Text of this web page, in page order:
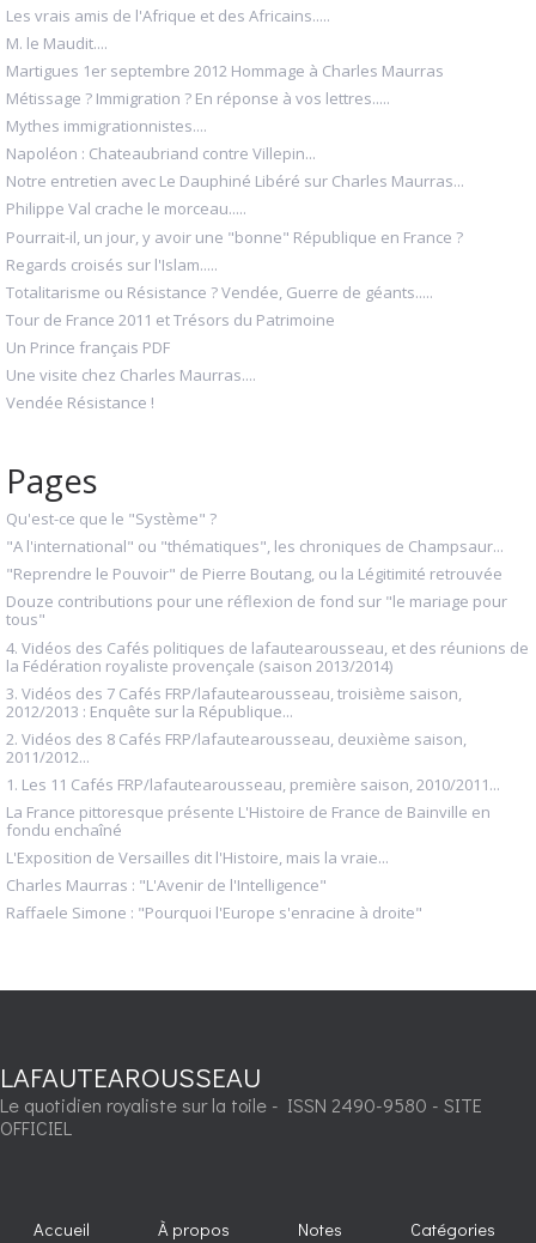
Les vrais amis de l'Afrique et des Africains.....
M. le Maudit....
Martigues 1er septembre 2012 Hommage à Charles Maurras
Métissage ? Immigration ? En réponse à vos lettres.....
Mythes immigrationnistes....
Napoléon : Chateaubriand contre Villepin...
Notre entretien avec Le Dauphiné Libéré sur Charles Maurras...
Philippe Val crache le morceau.....
Pourrait-il, un jour, y avoir une "bonne" République en France ?
Regards croisés sur l'Islam.....
Totalitarisme ou Résistance ? Vendée, Guerre de géants.....
Tour de France 2011 et Trésors du Patrimoine
Un Prince français PDF
Une visite chez Charles Maurras....
Vendée Résistance !
Pages
Qu'est-ce que le "Système" ?
"A l'international" ou "thématiques", les chroniques de Champsaur...
"Reprendre le Pouvoir" de Pierre Boutang, ou la Légitimité retrouvée
Douze contributions pour une réflexion de fond sur "le mariage pour
tous"
4. Vidéos des Cafés politiques de lafautearousseau, et des réunions de
la Fédération royaliste provençale (saison 2013/2014)
3. Vidéos des 7 Cafés FRP/lafautearousseau, troisième saison,
2012/2013 : Enquête sur la République...
2. Vidéos des 8 Cafés FRP/lafautearousseau, deuxième saison,
2011/2012...
1. Les 11 Cafés FRP/lafautearousseau, première saison, 2010/2011...
La France pittoresque présente L'Histoire de France de Bainville en
fondu enchaîné
L'Exposition de Versailles dit l'Histoire, mais la vraie...
Charles Maurras : "L'Avenir de l'Intelligence"
Raffaele Simone : "Pourquoi l'Europe s'enracine à droite"
LAFAUTEAROUSSEAU
Le quotidien royaliste sur la toile - ISSN 2490-9580 - SITE
OFFICIEL
Accueil À propos Notes Catégories